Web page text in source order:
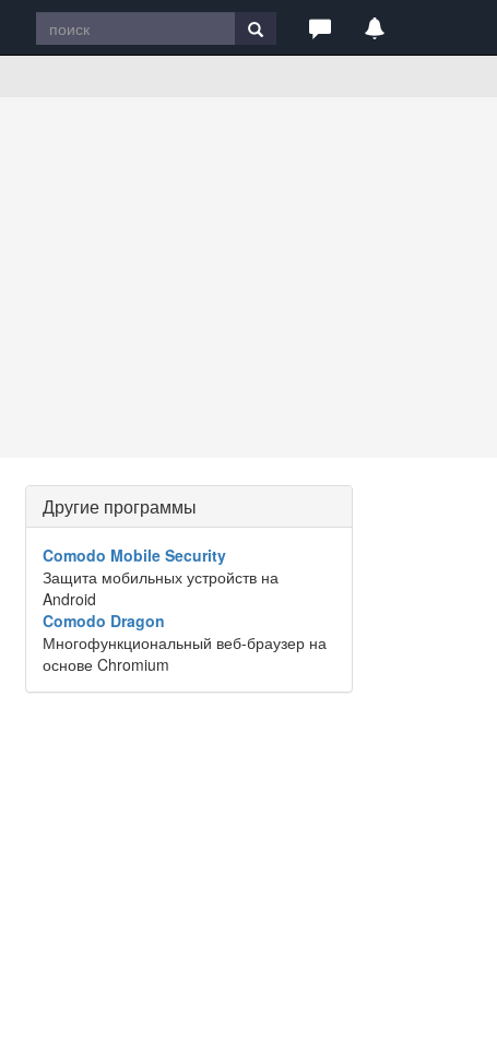
Другие программы
Comodo Mobile Security
Защита мобильных устройств на
Android
Comodo Dragon
Многофункциональный веб-браузер на
основе Chromium